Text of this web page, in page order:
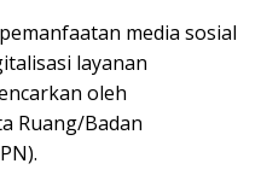
media sosial
layanan
oleh
Ruang/Badan